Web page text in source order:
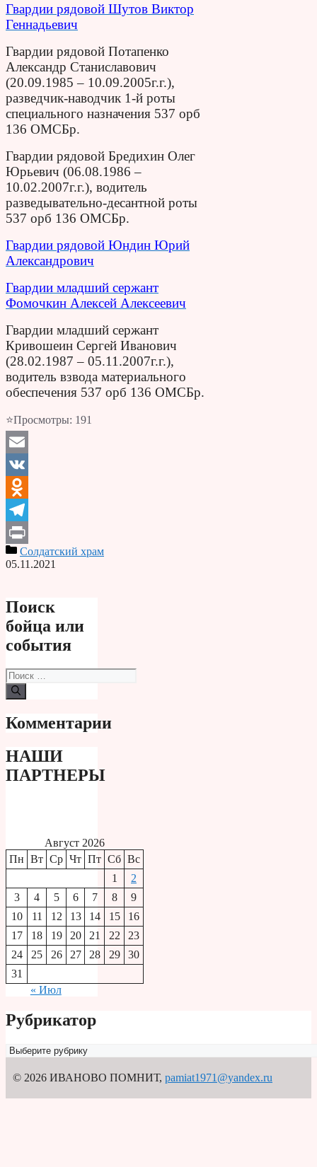
Гвардии рядовой Шутов Виктор
Геннадьевич
Гвардии рядовой Потапенко
Александр Станиславович
(20.09.1985 – 10.09.2005г.г.),
разведчик-наводчик 1-й роты
специального назначения 537 орб
136 ОМСБр.
Гвардии рядовой Бредихин Олег
Юрьевич (06.08.1986 –
10.02.2007г.г.), водитель
разведывательно-десантной роты
537 орб 136 ОМСБр.
Гвардии рядовой Юндин Юрий
Александрович
Гвардии младший сержант
Фомочкин Алексей Алексеевич
Гвардии младший сержант
Кривошеин Сергей Иванович
(28.02.1987 – 05.11.2007г.г.),
водитель взвода материального
обеспечения 537 орб 136 ОМСБр.
⭐Просмотры: 191
Email
VK
Odnoklassniki
Telegram
PrintСолдатский храм
05.11.2021
Поиск
бойца или
события
Поиск:
Комментарии
НАШИ
ПАРТНЕРЫ
Август 2026
Пн Вт Ср Чт Пт Сб Вс
1
2
3
4 5 6 7 8
9
10
11 12 13 14 15
16
17
18 19 20 21 22
23
24
25 26 27 28 29
30
31
« Июл
Рубрикатор
Рубрикатор
© 2026 ИВАНОВО ПОМНИТ, pamiat1971@yandex.ru